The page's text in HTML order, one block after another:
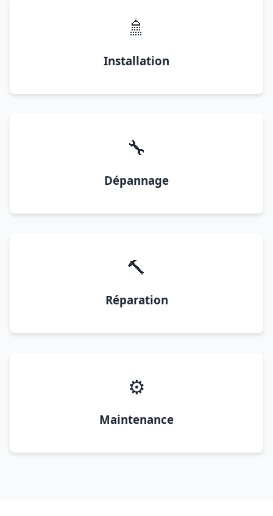
🚿
Installation
🔧
Dépannage
🔨
Réparation
⚙️
Maintenance